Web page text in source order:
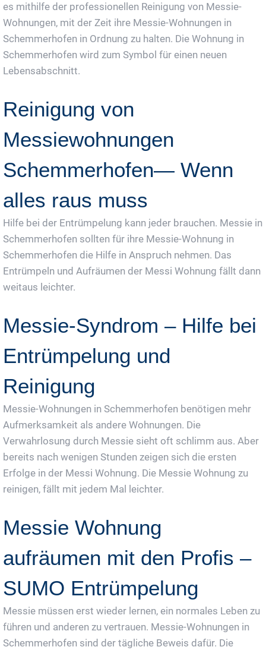
es mithilfe der professionellen Reinigung von Messie-
Wohnungen, mit der Zeit ihre Messie-Wohnungen in
Schemmerhofen in Ordnung zu halten. Die Wohnung in
Schemmerhofen wird zum Symbol für einen neuen
Lebensabschnitt.
Reinigung von
Messiewohnungen
Schemmerhofen— Wenn
alles raus muss
Hilfe bei der Entrümpelung kann jeder brauchen. Messie in
Schemmerhofen sollten für ihre Messie-Wohnung in
Schemmerhofen die Hilfe in Anspruch nehmen. Das
Entrümpeln und Aufräumen der Messi Wohnung fällt dann
weitaus leichter.
Messie-Syndrom – Hilfe bei
Entrümpelung und
Reinigung
Messie-Wohnungen in Schemmerhofen benötigen mehr
Aufmerksamkeit als andere Wohnungen. Die
Verwahrlosung durch Messie sieht oft schlimm aus. Aber
bereits nach wenigen Stunden zeigen sich die ersten
Erfolge in der Messi Wohnung. Die Messie Wohnung zu
reinigen, fällt mit jedem Mal leichter.
Messie Wohnung
aufräumen mit den Profis –
SUMO Entrümpelung
Messie müssen erst wieder lernen, ein normales Leben zu
führen und anderen zu vertrauen. Messie-Wohnungen in
Schemmerhofen sind der tägliche Beweis dafür. Die